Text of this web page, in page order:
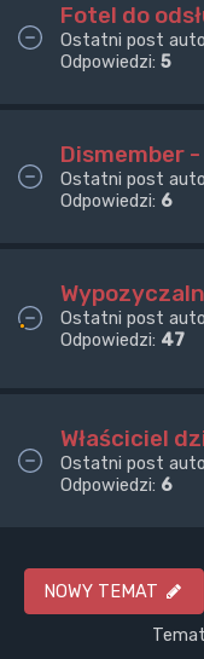
Fotel do
Ostatni post
Odpowiedzi: 5
Dismember
Ostatni post
Odpowiedzi: 6
Ostatni post
Odpowiedzi: 47
Właściciel
Ostatni post
Odpowiedzi: 6
NOWY TEMAT